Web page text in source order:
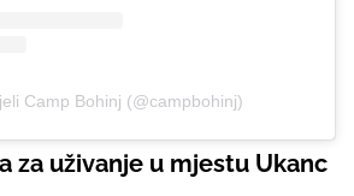
Camp Bohinj (@campbohinj)
za uživanje u mjestu Ukanc